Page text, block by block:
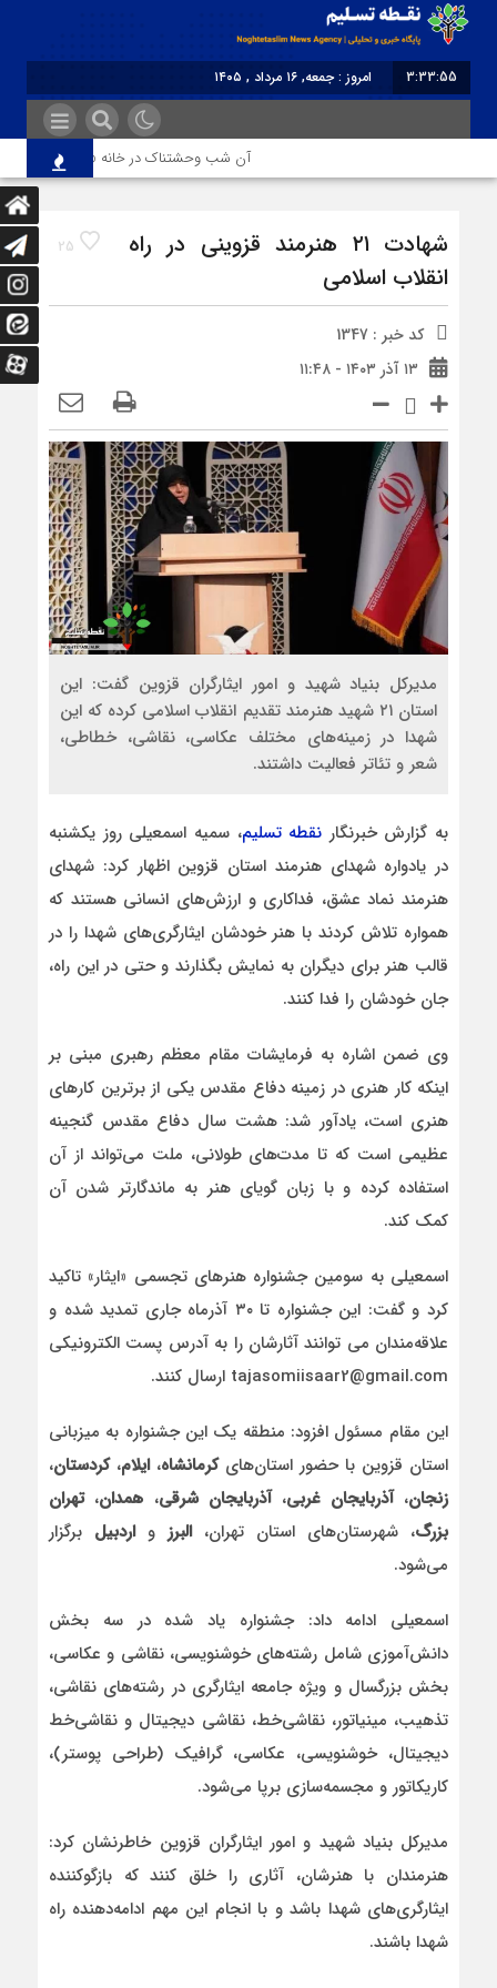
3:33:55
امروز : جمعه, ۱۶ مرداد , ۱۴۰۵
آن شب وحشتناک در خانه «عصمت»
25
شهادت ۲۱ هنرمند قزوینی در راه
انقلاب اسلامی
کد خبر : 1347
۱۳ آذر ۱۴۰۳ - ۱۱:۴۸
مدیرکل بنیاد شهید و امور ایثارگران قزوین گفت: این
استان ۲۱ شهید هنرمند تقدیم انقلاب اسلامی کرده که این
شهدا در زمینه‌های مختلف عکاسی، نقاشی، خطاطی،
شعر و تئاتر فعالیت داشتند.
به گزارش خبرنگار نقطه تسلیم، سمیه اسمعیلی روز یکشنبه
در یادواره شهدای هنرمند استان قزوین اظهار کرد: شهدای
هنرمند نماد عشق، فداکاری و ارزش‌های انسانی هستند که
همواره تلاش کردند با هنر خودشان ایثارگری‌های شهدا را در
قالب هنر برای دیگران به نمایش بگذارند و حتی در این راه،
جان خودشان را فدا کنند.
وی ضمن اشاره به فرمایشات مقام معظم رهبری مبنی بر
اینکه کار هنری در زمینه دفاع مقدس یکی از برترین کارهای
هنری است، یادآور شد: هشت سال دفاع مقدس گنجینه
عظیمی است که تا مدت‌های طولانی، ملت می‌تواند از آن
استفاده کرده و با زبان گویای هنر به ماندگارتر شدن آن
کمک کند.
اسمعیلی به سومین جشنواره هنر‌های تجسمی «ایثار» تاکید
کرد و گفت: این جشنواره تا ۳۰ آذرماه جاری تمدید شده و
علاقه‌مندان می‏‏‎ توانند آثارشان را به آدرس پست الکترونیکی
tajasomiisaar2@gmail.com ارسال کنند.
این مقام مسئول افزود: منطقه یک این جشنواره به میزبانی
استان قزوین با حضور استان‌هایکرمانشاه،ایلام،کردستان،
زنجان،آذربایجان غربی،آذربایجان شرقی، همدان،تهران
بزرگ، شهرستان‌های استان تهران،البرزواردبیل برگزار
می‌شود.
اسمعیلی ادامه داد: جشنواره یاد شده در سه بخش
دانش‌آموزی شامل رشته‌های خوشنویسی، نقاشی و عکاسی،
بخش بزرگسال و ویژه جامعه ایثارگری در رشته‌های نقاشی،
تذهیب، مینیاتور، نقاشی‌خط، نقاشی دیجیتال و نقاشی‌خط
دیجیتال، خوشنویسی، عکاسی، گرافیک (طراحی پوستر)،
کاریکاتور و مجسمه‌سازی برپا می‌شود.
مدیرکل بنیاد شهید و امور ایثارگران قزوین خاطرنشان کرد:
هنرمندان با هنرشان، آثاری را خلق کنند که بازگوکننده
ایثارگری‌های شهدا باشد و با انجام این مهم ادامه‌دهنده راه
شهدا باشند.